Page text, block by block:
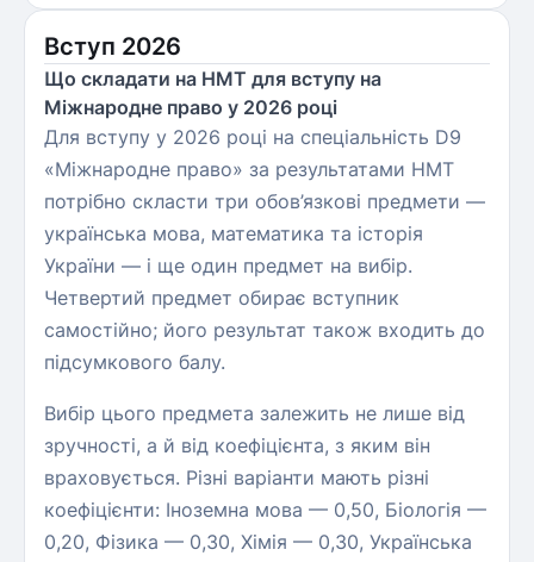
Вступ 2026
Що складати на НМТ для вступу на
Міжнародне право у 2026 році
Для вступу у 2026 році на спеціальність D9
«Міжнародне право» за результатами НМТ
потрібно скласти три обов’язкові предмети —
українська мова, математика та історія
України — і ще один предмет на вибір.
Четвертий предмет обирає вступник
самостійно; його результат також входить до
підсумкового балу.
Вибір цього предмета залежить не лише від
зручності, а й від коефіцієнта, з яким він
враховується. Різні варіанти мають різні
коефіцієнти: Іноземна мова — 0,50, Біологія —
0,20, Фізика — 0,30, Хімія — 0,30, Українська